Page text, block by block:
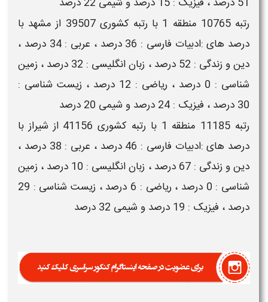
رتبه 10765 منطقه 1 با رتبه کشوری 39507 از مشهد با
درصد های :ادبیات فارسی : 36 درصد ، عربی : 34 درصد ،
دین و زندگی : 52 درصد ، زبان انگلیسی : 32 درصد ، زمین
شناسی : 0 درصد ، ریاضی : 12 درصد ، زیست شناسی :
30 درصد ، فیزیک : 24 درصد و شیمی 20 درصد
رتبه 11185 منطقه 1 با رتبه کشوری 41156 از شیراز با
درصد های :ادبیات فارسی : 46 درصد ، عربی : 38 درصد ،
دین و زندگی : 67 درصد ، زبان انگلیسی : 10 درصد ، زمین
شناسی : 0 درصد ، ریاضی : 6 درصد ، زیست شناسی : 29
درصد ، فیزیک : 19 درصد و شیمی 32 درصد